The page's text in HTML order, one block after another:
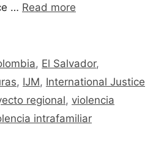
… Read more
, El Salvador,
, IJM, International Justice
regional, violencia
intrafamiliar